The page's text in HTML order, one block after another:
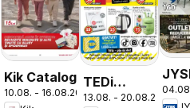
Kik Catalog
10.08. - 16.08.2026
TEDi
Catalog
13.08. - 20.08.2026